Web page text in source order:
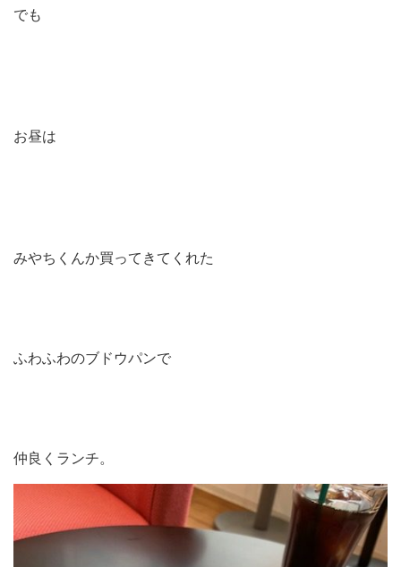
でも
お昼は
みやちくんか買ってきてくれた
ふわふわのブドウパンで
仲良くランチ。